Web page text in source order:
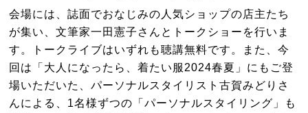
会場には、誌面でおなじみの人気ショップの店主たち
が集い、文筆家一田憲子さんとトークショーを行いま
す。トークライブはいずれも聴講無料です。また、今
回は「大人になったら、着たい服2024春夏」にもご登
場いただいた、パーソナルスタイリスト古賀みどりさ
んによる、1名様ずつの「パーソナルスタイリング」も